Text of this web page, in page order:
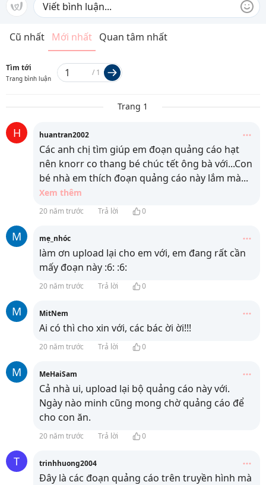
Cũ nhất Mới nhất Quan tâm nhất
Tìm tới
Trang bình luận
/ 1
Trang 1
H huantran2002
Các anh chị tìm giúp em đoạn quảng cáo hạt
nên knorr co thang bé chúc tết ông bà với...Con
bé nhà em thích đoạn quảng cáo này lắm mà...
Xem thêm
20 năm trước Trả lời 0
M mẹ_nhóc
làm ơn upload lại cho em với, em đang rất cần
mấy đoạn này :6: :6:
20 năm trước Trả lời 0
M MitNem
Ai có thì cho xin với, các bác ời ời!!!
20 năm trước Trả lời 0
M MeHaiSam
Cả nhà ui, upload lại bộ quảng cáo này với.
Ngày nào minh cũng mong chờ quảng cáo để
cho con ăn.
20 năm trước Trả lời 0
T trinhhuong2004
Đây là các đoạn quảng cáo trên truyền hình mà